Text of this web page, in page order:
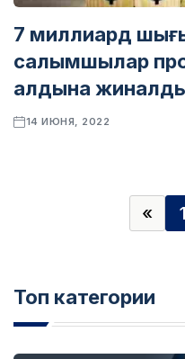
7 миллиард
салымшылар
алдына
14 ИЮНЯ, 2022
« 1
Топ категории